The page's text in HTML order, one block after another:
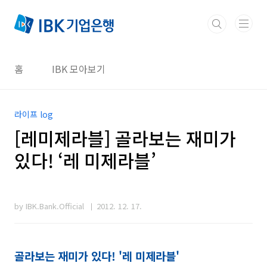
홈 IBK 모아보기
라이프 log
[레미제라블] 골라보는 재미가
있다! ‘레 미제라블’
by IBK.Bank.Official 2012. 12. 17.
골라보는 재미가 있다! '레 미제라블'